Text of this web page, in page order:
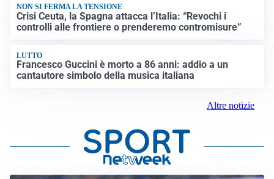
NON SI FERMA LA TENSIONE
Crisi Ceuta, la Spagna attacca l’Italia: “Revochi i
controlli alle frontiere o prenderemo contromisure”
LUTTO
Francesco Guccini è morto a 86 anni: addio a un
cantautore simbolo della musica italiana
Altre notizie